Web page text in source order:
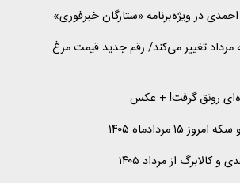
در ویژه‌برنامه «ستارگان خبرفوری»
مرداد تغییر می‌کند/ رقم جدید قیمت مرغ
رونق گرفت! + عکس
مردادماه ۱۴۰۵
و کالابرگ از مرداد ۱۴۰۵